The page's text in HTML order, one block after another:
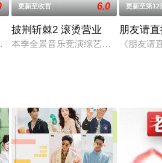
婆婆和妈妈》第二季，大年初七芒果
更新至收官 6.0
披荆斩棘2 滚烫营业
本季全景音乐竞演综艺节目将带来全
更新至第12
朋友请
《朋友